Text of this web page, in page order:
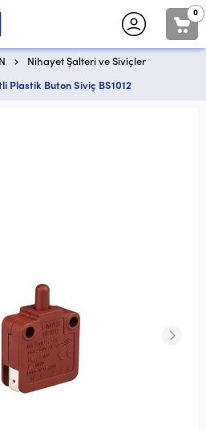
0
Nihayet Şalteri ve Siviçler
Plastik Buton Siviç BS1012